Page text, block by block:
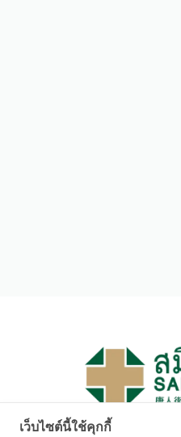
เว็บไซต์นี้ใช้คุกกี้